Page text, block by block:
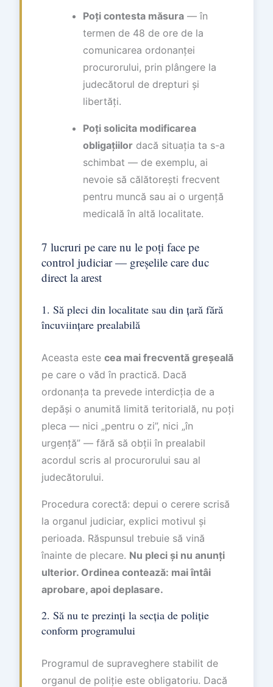
Poți contesta măsura — în
termen de 48 de ore de la
comunicarea ordonanței
procurorului, prin plângere la
judecătorul de drepturi și
libertăți.
Poți solicita modificarea
obligațiilor dacă situația ta s-a
schimbat — de exemplu, ai
nevoie să călătorești frecvent
pentru muncă sau ai o urgență
medicală în altă localitate.
7 lucruri pe care nu le poți face pe
control judiciar — greșelile care duc
direct la arest
1. Să pleci din localitate sau din țară fără
încuviințare prealabilă
Aceasta este cea mai frecventă greșeală
pe care o văd în practică. Dacă
ordonanța ta prevede interdicția de a
depăși o anumită limită teritorială, nu poți
pleca — nici „pentru o zi”, nici „în
urgență” — fără să obții în prealabil
acordul scris al procurorului sau al
judecătorului.
Procedura corectă: depui o cerere scrisă
la organul judiciar, explici motivul și
perioada. Răspunsul trebuie să vină
înainte de plecare. Nu pleci și nu anunți
ulterior. Ordinea contează: mai întâi
aprobare, apoi deplasare.
2. Să nu te prezinți la secția de poliție
conform programului
Programul de supraveghere stabilit de
organul de poliție este obligatoriu. Dacă